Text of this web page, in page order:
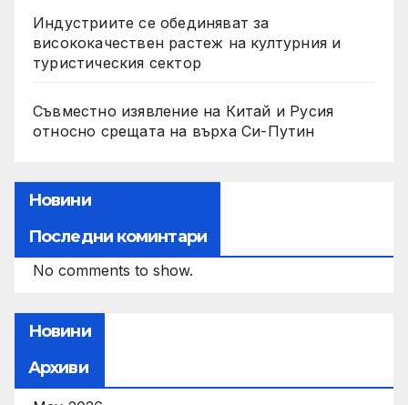
Индустриите се обединяват за
висококачествен растеж на културния и
туристическия сектор
Съвместно изявление на Китай и Русия
относно срещата на върха Си-Путин
Новини
Последни коминтари
No comments to show.
Новини
Архиви